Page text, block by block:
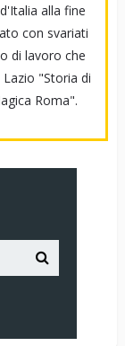
alla fine
con svariati
di lavoro che
Lazio "Storia di
Roma".